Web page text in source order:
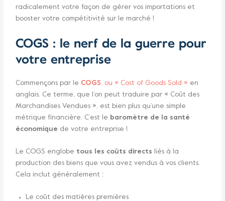
radicalement votre façon de gérer vos importations et
booster votre compétitivité sur le marché !
COGS : le nerf de la guerre pour
votre entreprise
Commençons par le COGS, ou « Cost of Goods Sold » en
anglais. Ce terme, que l’on peut traduire par « Coût des
Marchandises Vendues », est bien plus qu’une simple
métrique financière. C’est le baromètre de la santé
économique de votre entreprise !
Le COGS englobe tous les coûts directs liés à la
production des biens que vous avez vendus à vos clients.
Cela inclut généralement :
Le coût des matières premières